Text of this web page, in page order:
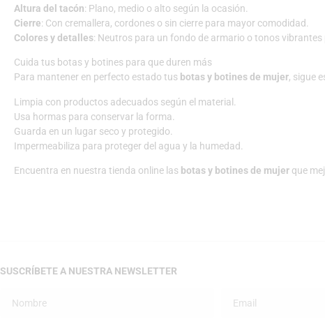
Altura del tacón: Plano, medio o alto según la ocasión.
Cierre: Con cremallera, cordones o sin cierre para mayor comodidad.
Colores y detalles: Neutros para un fondo de armario o tonos vibrantes
Cuida tus botas y botines para que duren más
Para mantener en perfecto estado tus botas y botines de mujer, sigue
Limpia con productos adecuados según el material.
Usa hormas para conservar la forma.
Guarda en un lugar seco y protegido.
Impermeabiliza para proteger del agua y la humedad.
Encuentra en nuestra tienda online las botas y botines de mujer que
SUSCRÍBETE A NUESTRA NEWSLETTER